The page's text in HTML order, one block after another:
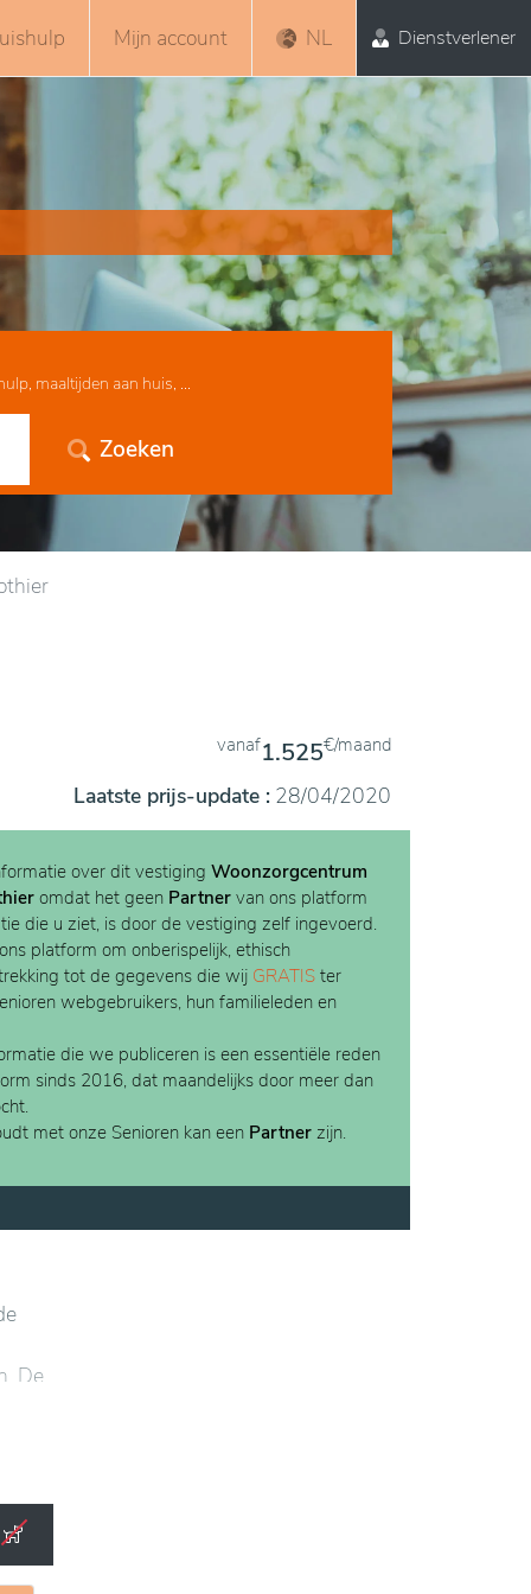
Mijn account NL Dienstverlener
maaltijden aan huis, ...
Zoeken
vanaf1.525€/maand
Laatste prijs-update : 28/04/2020
over dit vestiging Woonzorgcentrum
omdat het geen Partner van ons platform
die u ziet, is door de vestiging zelf ingevoerd.
platform om onberispelijk, ethisch
tot de gegevens die wij GRATIS ter
webgebruikers, hun familieleden en
die we publiceren is een essentiële reden
sinds 2016, dat maandelijks door meer dan
met onze Senioren kan een Partner zijn.
De